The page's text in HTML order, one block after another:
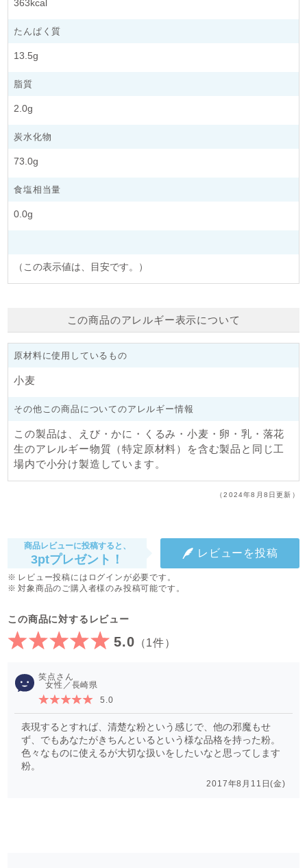
363kcal
たんぱく質
13.5g
脂質
2.0g
炭水化物
73.0g
食塩相当量
0.0g
（この表示値は、目安です。）
この商品のアレルギー表示について
原材料に使用しているもの
小麦
その他この商品についてのアレルギー情報
この製品は、えび・かに・くるみ・小麦・卵・乳・落花
生のアレルギー物質（特定原材料）を含む製品と同じ工
場内で小分け製造しています。
（2024年8月8日更新）
この商品に対するレビュー
5.0 （1件）
商品レビューに投稿すると、
3ptプレゼント！ レビューを投稿
レビュー投稿にはログインが必要です。
対象商品のご購入者様のみ投稿可能です。
笑点
女性／長崎県
5.0
表現するとすれば、清楚な粉という感じで、他の邪魔もせ
ず、でもあなたがきちんといるという様な品格を持った粉。
色々なものに使えるが大切な扱いをしたいなと思ってします
粉。
2017年8月11日(金)